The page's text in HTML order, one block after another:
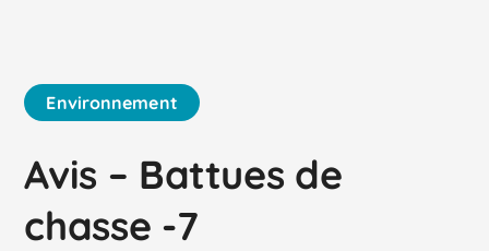
Environnement
Avis – Battues de
chasse -7